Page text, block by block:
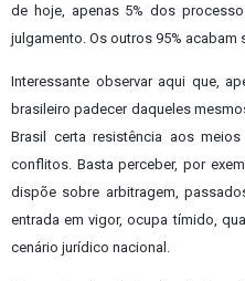
de hoje, apenas 5% dos
julgamento. Os outros 95% acabam
Interessante observar aqui que,
brasileiro padecer daqueles
Brasil certa resistência aos
conflitos. Basta perceber, por
dispõe sobre arbitragem,
entrada em vigor, ocupa tímido,
cenário jurídico nacional.